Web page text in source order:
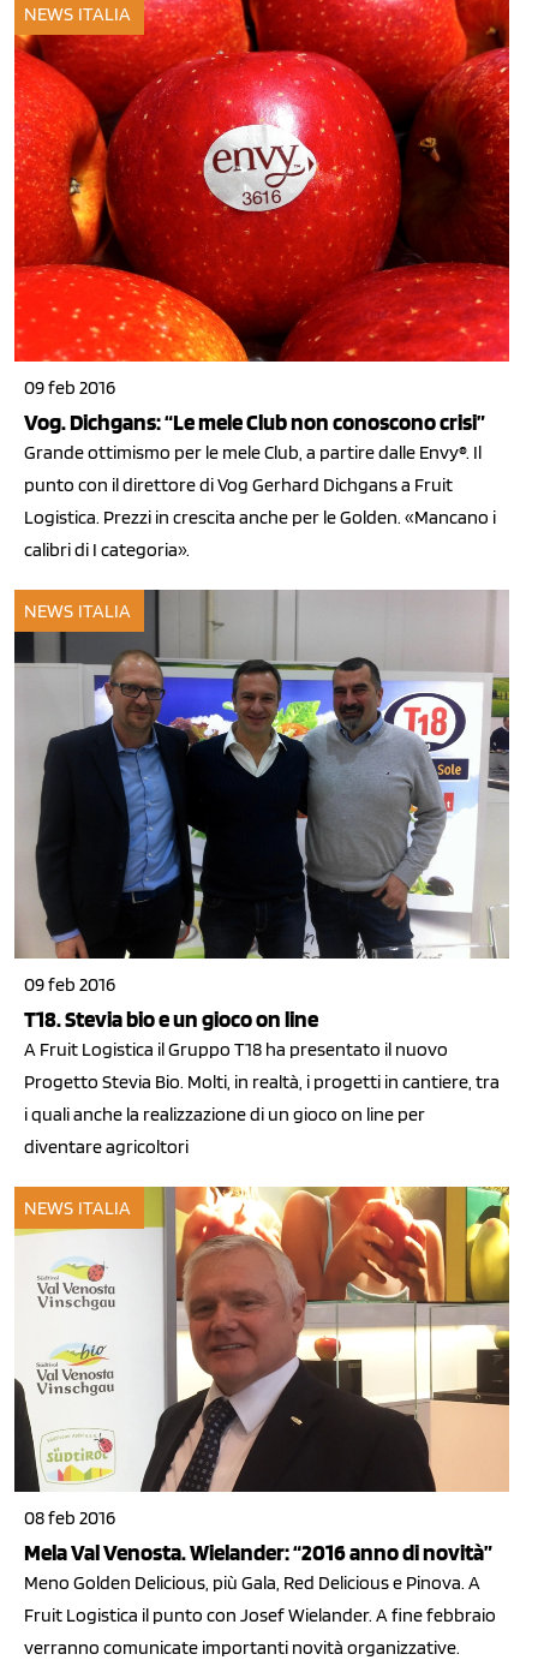
NEWS ITALIA
09 feb 2016
Vog. Dichgans: “Le mele Club non conoscono crisi”
Grande ottimismo per le mele Club, a partire dalle Envy®. Il
punto con il direttore di Vog Gerhard Dichgans a Fruit
Logistica. Prezzi in crescita anche per le Golden. «Mancano i
calibri di I categoria».
NEWS ITALIA
09 feb 2016
T18. Stevia bio e un gioco on line
A Fruit Logistica il Gruppo T18 ha presentato il nuovo
Progetto Stevia Bio. Molti, in realtà, i progetti in cantiere, tra
i quali anche la realizzazione di un gioco on line per
diventare agricoltori
NEWS ITALIA
08 feb 2016
Mela Val Venosta. Wielander: “2016 anno di novità”
Meno Golden Delicious, più Gala, Red Delicious e Pinova. A
Fruit Logistica il punto con Josef Wielander. A fine febbraio
verranno comunicate importanti novità organizzative.